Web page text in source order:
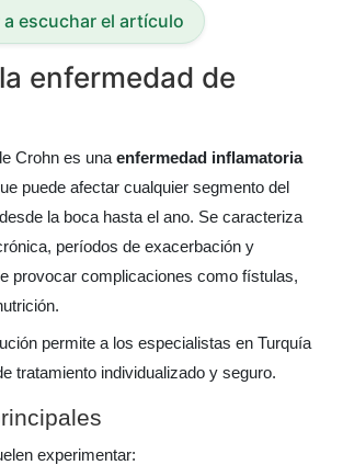
a escuchar el artículo
enfermedad de
Crohn es una enfermedad inflamatoria
puede afectar cualquier segmento del
la boca hasta el ano. Se caracteriza
períodos de exacerbación y
provocar complicaciones como fístulas,
permite a los especialistas en Turquía
tratamiento individualizado y seguro.
experimentar: